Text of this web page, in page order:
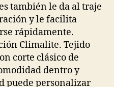
también le da al traje
y le facilita
rápidamente.
Climalite. Tejido
corte clásico de
dentro y
puede personalizar